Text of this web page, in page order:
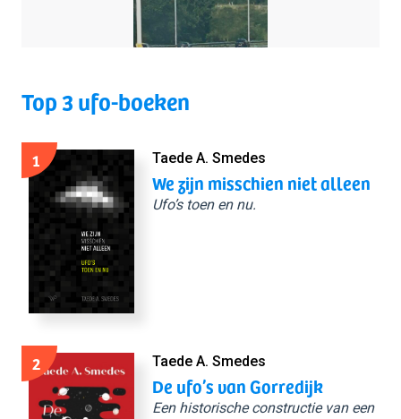
Top 3 ufo-boeken
1 Taede A. Smedes
We zijn misschien niet alleen
Ufo’s toen en nu.
2 Taede A. Smedes
De ufo’s van Gorredijk
Een historische constructie van een